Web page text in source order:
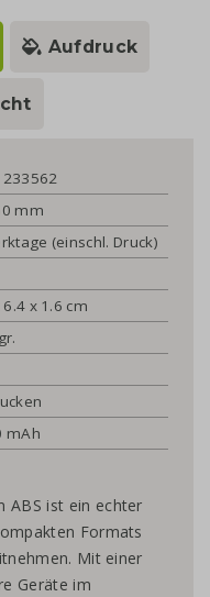
Aufdruck
mm
(einschl. Druck)
6.4 x 1.6 cm
mAh
ABS ist ein echter
Formats
Mit einer
Geräte im